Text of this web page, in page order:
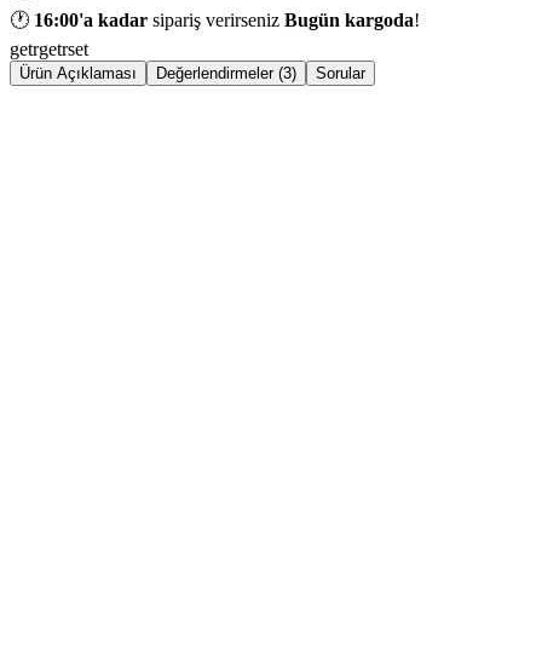
🕐 16:00'a kadar sipariş verirseniz Bugün kargoda!
getrgetrset
Ürün Açıklaması Değerlendirmeler (3) Sorular